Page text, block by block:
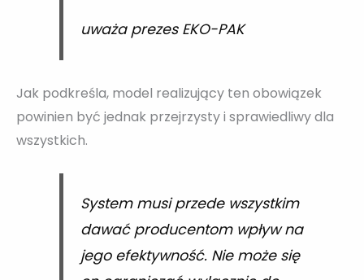
uważa prezes EKO-PAK
Jak podkreśla, model realizujący ten obowiązek
powinien być jednak przejrzysty i sprawiedliwy dla
wszystkich.
System musi przede wszystkim
dawać producentom wpływ na
jego efektywność. Nie może się